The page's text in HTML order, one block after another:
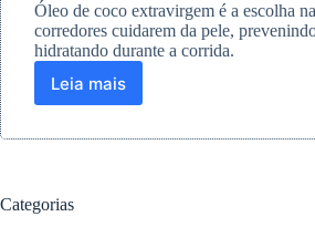
Óleo de coco extravirgem é a escolha
corredores cuidarem da pele,
hidratando durante a corrida.
Leia mais
Óleo
coco
Categorias